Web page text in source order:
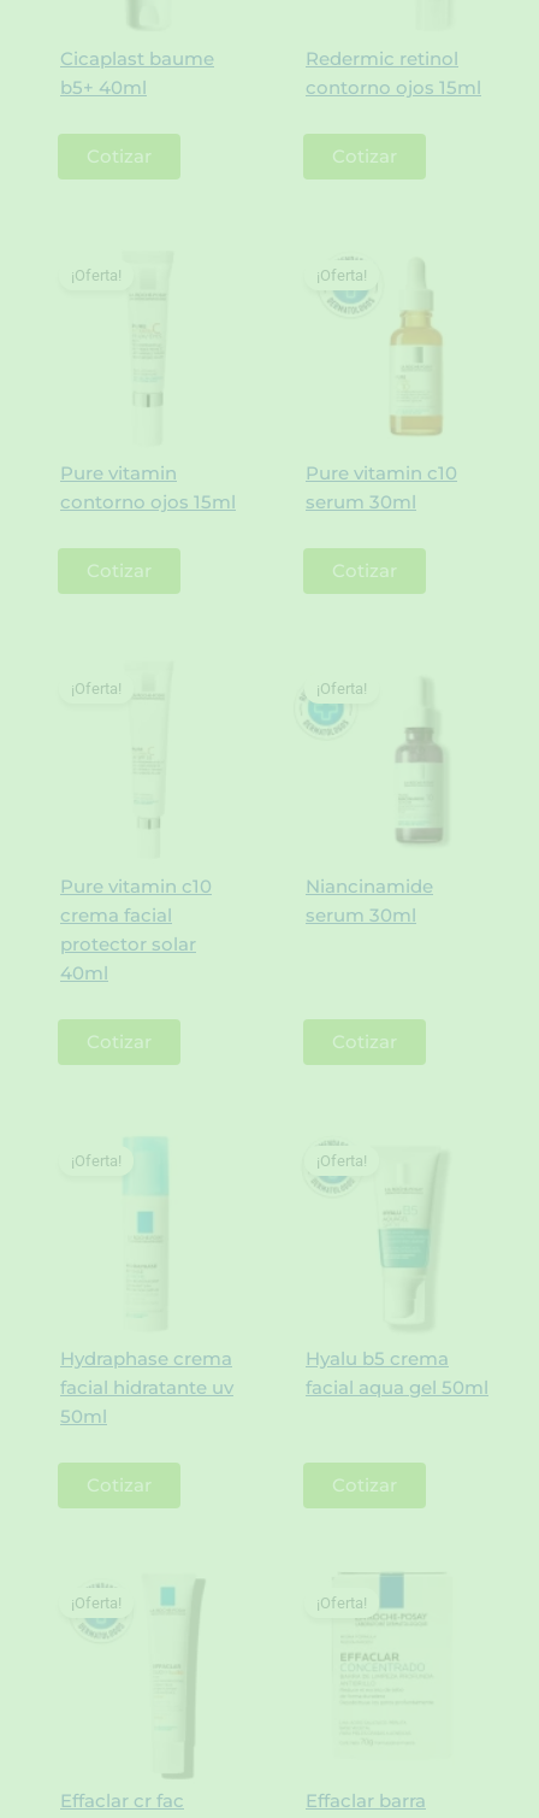
Cicaplast baume
b5+ 40ml
Cotizar
Redermic retinol
contorno ojos 15ml
Cotizar
Pure vitamin
contorno ojos 15ml
¡Oferta!
Cotizar
Pure vitamin c10
serum 30ml
¡Oferta!
Cotizar
Pure vitamin c10
crema facial
protector solar
40ml
¡Oferta!
Cotizar
Niancinamide
serum 30ml
¡Oferta!
Cotizar
Hydraphase crema
facial hidratante uv
50ml
¡Oferta!
Cotizar
Hyalu b5 crema
facial aqua gel 50ml
¡Oferta!
Cotizar
Effaclar cr fac
¡Oferta!
Effaclar barra
¡Oferta!